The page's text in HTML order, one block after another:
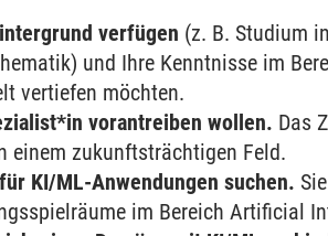
verfügen (z. B. Studium
und Ihre Kenntnisse im
vertiefen möchten.
vorantreiben wollen. Das
einem zukunftsträchtigen Feld.
KI/ML-Anwendungen suchen.
im Bereich Artificial